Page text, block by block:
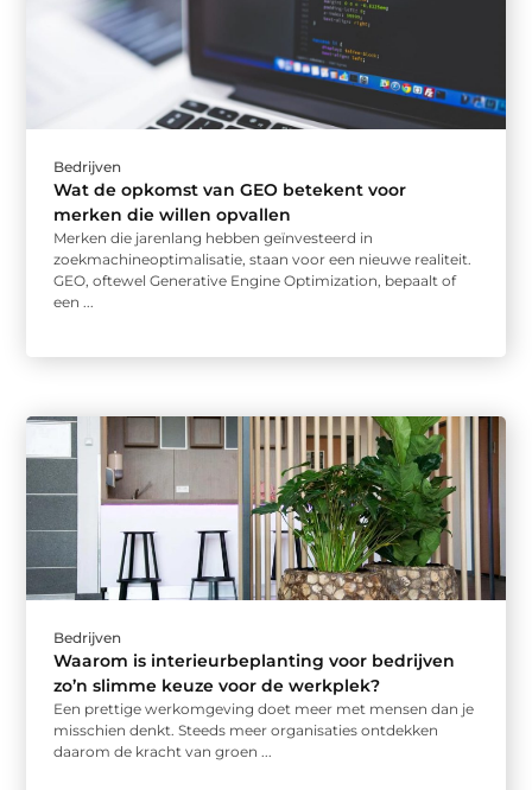
Bedrijven
Wat de opkomst van GEO betekent voor
merken die willen opvallen
Merken die jarenlang hebben geïnvesteerd in
zoekmachineoptimalisatie, staan voor een nieuwe realiteit.
GEO, oftewel Generative Engine Optimization, bepaalt of
een ...
Bedrijven
Waarom is interieurbeplanting voor bedrijven
zo’n slimme keuze voor de werkplek?
Een prettige werkomgeving doet meer met mensen dan je
misschien denkt. Steeds meer organisaties ontdekken
daarom de kracht van groen ...